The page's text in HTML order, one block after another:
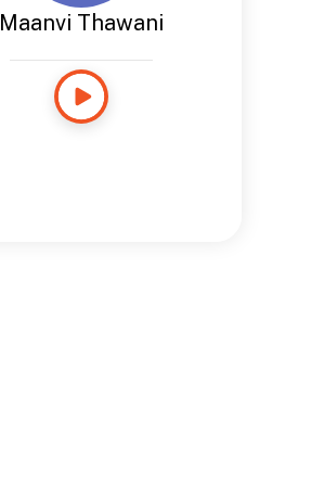
Maanvi Thawani